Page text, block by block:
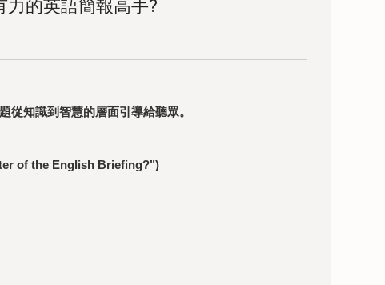
力的英語簡報高手?
知識到智慧的層面引導給聽眾。
of the English Briefing?")